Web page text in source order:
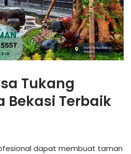
Tukang
Bekasi Terbaik
dapat membuat taman